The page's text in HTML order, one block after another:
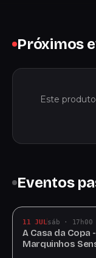
Próximos
Este
Eventos
11 JULsáb · 17h00
A Casa da Copa -
Marquinhos